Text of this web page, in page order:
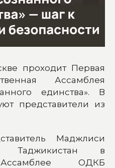
проходит Первая
Ассамблея
единства». В
представители из
Маджлиси
Таджикистан в
ОДКБ